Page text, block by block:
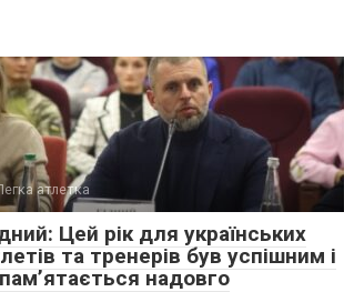
атлетка
Цей рік для українських
та тренерів був успішним і
надовго